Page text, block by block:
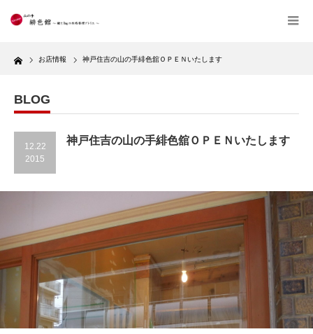
Home お店情報 神戸住吉の山の手緋色舘ＯＰＥＮいたします
BLOG
12.22
2015
神戸住吉の山の手緋色舘ＯＰＥＮいたします